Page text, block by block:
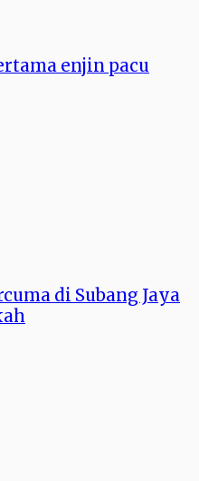
enjin pacu
di Subang Jaya